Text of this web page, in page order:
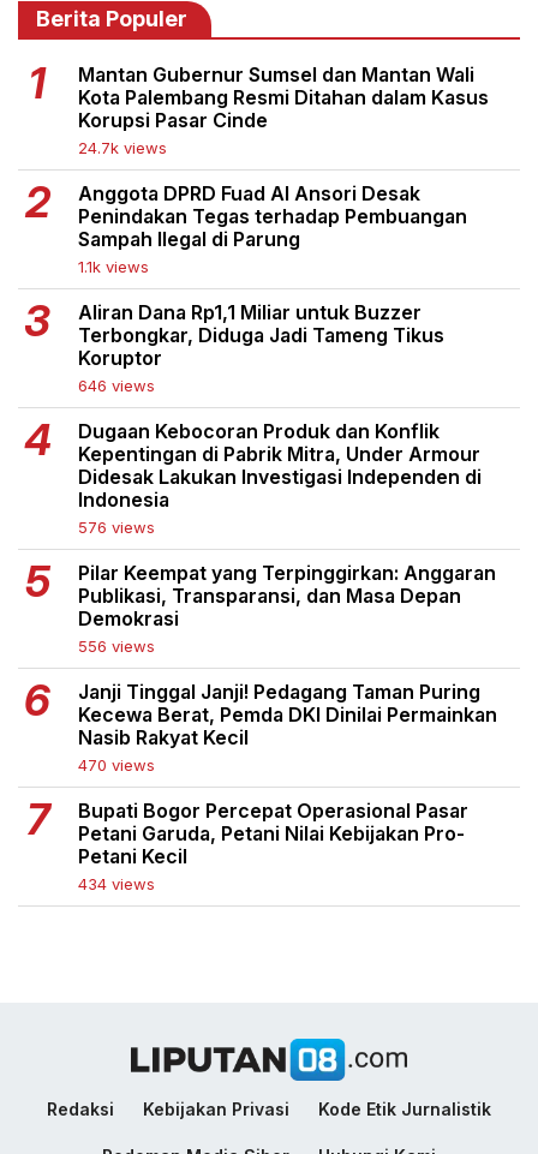
Berita Populer
Mantan Gubernur Sumsel dan Mantan Wali
Kota Palembang Resmi Ditahan dalam Kasus
Korupsi Pasar Cinde
24.7k views
Anggota DPRD Fuad Al Ansori Desak
Penindakan Tegas terhadap Pembuangan
Sampah Ilegal di Parung
1.1k views
Aliran Dana Rp1,1 Miliar untuk Buzzer
Terbongkar, Diduga Jadi Tameng Tikus
Koruptor
646 views
Dugaan Kebocoran Produk dan Konflik
Kepentingan di Pabrik Mitra, Under Armour
Didesak Lakukan Investigasi Independen di
Indonesia
576 views
Pilar Keempat yang Terpinggirkan: Anggaran
Publikasi, Transparansi, dan Masa Depan
Demokrasi
556 views
Janji Tinggal Janji! Pedagang Taman Puring
Kecewa Berat, Pemda DKI Dinilai Permainkan
Nasib Rakyat Kecil
470 views
Bupati Bogor Percepat Operasional Pasar
Petani Garuda, Petani Nilai Kebijakan Pro-
Petani Kecil
434 views
Redaksi Kebijakan Privasi Kode Etik Jurnalistik